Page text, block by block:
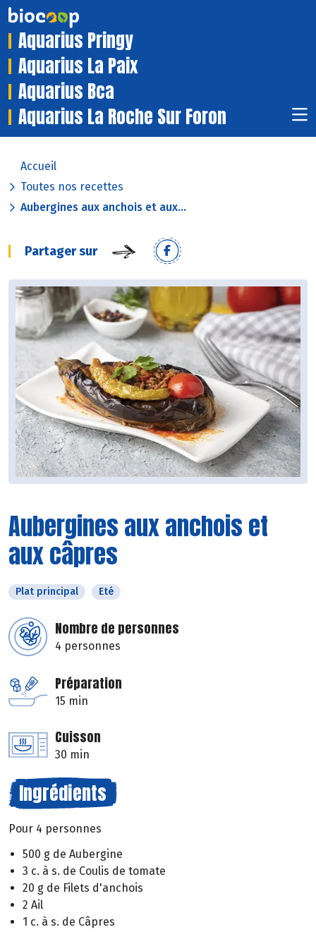
Aquarius Pringy
Aquarius La Paix
Aquarius Bca
Aquarius La Roche Sur Foron
Accueil
Toutes nos recettes
Aubergines aux anchois et aux...
Partager sur
Aubergines aux anchois et
aux câpres
Plat principal Eté
Nombre de personnes
4 personnes
Préparation
15 min
Cuisson
30 min
Ingrédients
Pour 4 personnes
500 g de Aubergine
3 c. à s. de Coulis de tomate
20 g de Filets d'anchois
2 Ail
1 c. à s. de Câpres